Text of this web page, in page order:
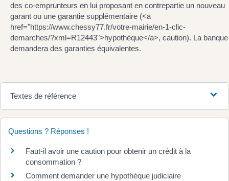
des co-emprunteurs en lui proposant en contrepartie un nouveau
garant ou une garantie supplémentaire (<a
href="https://www.chessy77.fr/votre-mairie/en-1-clic-
demarches/?xml=R12443">hypothèque</a>, caution). La banque
demandera des garanties équivalentes.
Textes de référence
Questions ? Réponses !
Faut-il avoir une caution pour obtenir un crédit à la
consommation ?
Comment demander une hypothèque judiciaire